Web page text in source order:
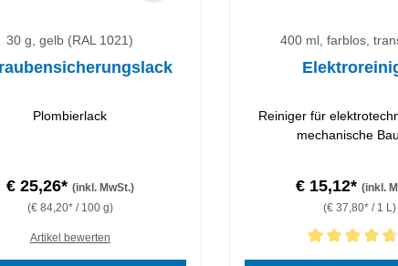
30 g, gelb (RAL 1021)
Plombierlack
€ 25,26* (inkl. MwSt.)
(€ 84,20* / 100 g)
Artikel bewerten
400 ml, farblos,
Reiniger für
mechanische
€ 15,12*(inkl.
(€ 37,80* / 1 L)
Durchschnittliche